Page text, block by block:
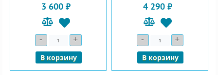
3 600 ₽
- Количество
+
В корзину
4 290 ₽
- Количество
+
В корзину